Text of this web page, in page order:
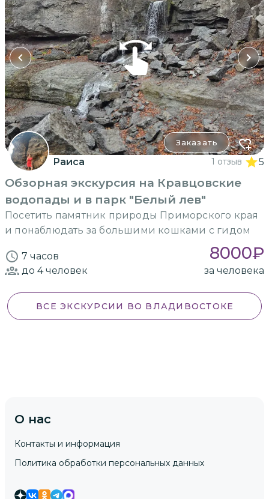
Заказать
Раиса 1 отзыв 5
Обзорная экскурсия на Кравцовские
водопады и в парк "Белый лев"
Посетить памятник природы Приморского края
и понаблюдать за большими кошками с гидом
7 часов 8000₽
до 4человек за человека
ВСЕ ЭКСКУРСИИ ВО ВЛАДИВОСТОКЕ
О нас
Контакты и информация
Политика обработки персональных данных